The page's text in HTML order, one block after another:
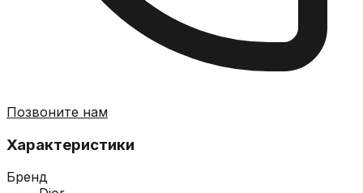
Позвоните нам
Характеристики
Бренд